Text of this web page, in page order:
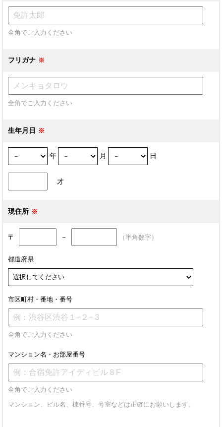
全角でご入力ください
フリガナ
全角でご入力ください
生年月日
年 月 日
才
現住所
〒 － （半角数字）
都道府県
市区町村・番地・番号
全角でご入力ください
マンション名・お部屋番号
全角でご入力ください
マンション、ビル名、棟番号、号室などは正確にお願いします。